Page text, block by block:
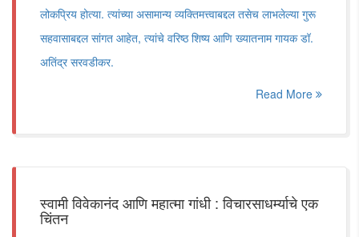
लोकप्रिय होत्या. त्यांच्या असामान्य व्यक्तिमत्त्वाबद्दल तसेच लाभलेल्या गुरू
सहवासाबद्दल सांगत आहेत, त्यांचे वरिष्ठ शिष्य आणि ख्यातनाम गायक डॉ.
अतिंद्र सरवडीकर.
Read More
स्वामी विवेकानंद आणि महात्मा गांधी : विचारसाधर्म्याचे एक
चिंतन